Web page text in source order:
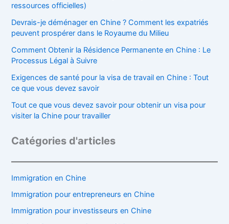
ressources officielles)
Devrais-je déménager en Chine ? Comment les expatriés
peuvent prospérer dans le Royaume du Milieu
Comment Obtenir la Résidence Permanente en Chine : Le
Processus Légal à Suivre
Exigences de santé pour la visa de travail en Chine : Tout
ce que vous devez savoir
Tout ce que vous devez savoir pour obtenir un visa pour
visiter la Chine pour travailler
Catégories d'articles
Immigration en Chine
Immigration pour entrepreneurs en Chine
Immigration pour investisseurs en Chine